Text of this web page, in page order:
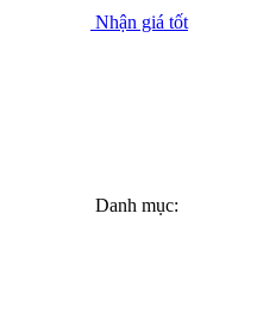
Nhận giá tốt
Danh mục: